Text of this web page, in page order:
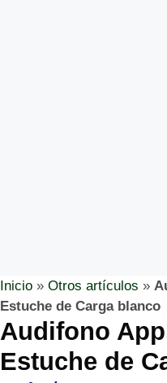
Inicio » Otros artículos »
Estuche de Carga blanco
Audifono
Estuche de